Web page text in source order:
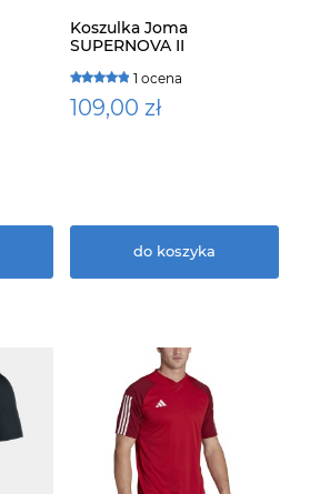
Koszulka Joma
SUPERNOVA II
1 ocena
109,00 zł
do koszyka